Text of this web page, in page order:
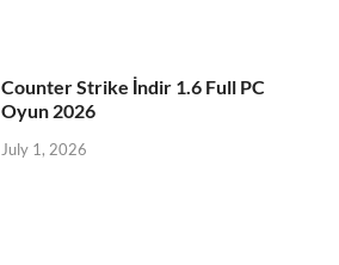
Counter Strike İndir 1.6 Full PC
Oyun 2026
July 1, 2026